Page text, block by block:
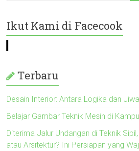
Ikut Kami di Facecook
Terbaru
Desain Interior: Antara Logika dan Jiwa
Belajar Gambar Teknik Mesin di
Diterima Jalur Undangan di Teknik
atau Arsitektur? Ini Persiapan yang